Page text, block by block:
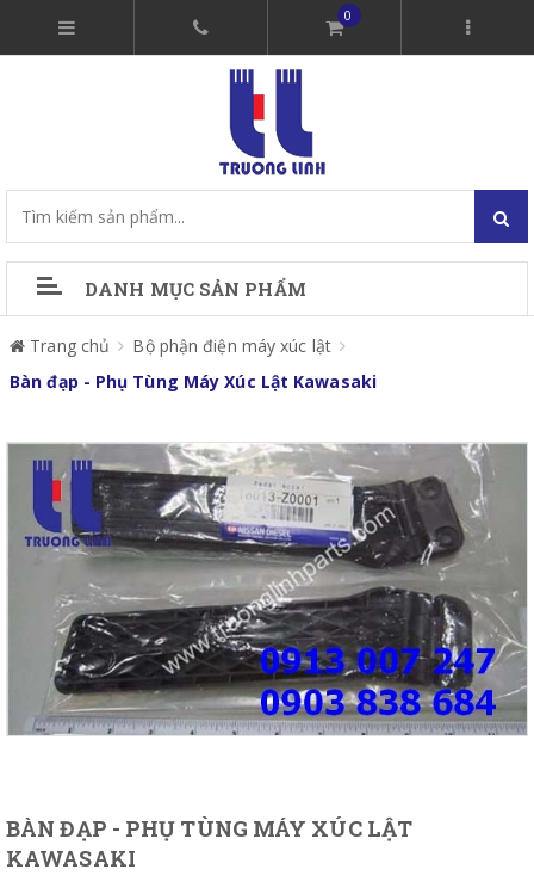
0
DANH MỤC SẢN PHẨM
Trang chủ
Bộ phận điện máy xúc lật
Bàn đạp - Phụ Tùng Máy Xúc Lật Kawasaki
BÀN ĐẠP - PHỤ TÙNG MÁY XÚC LẬT
KAWASAKI